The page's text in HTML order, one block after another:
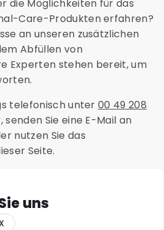
Zertifizierungen, um
Stoffe abzufüllen. Darüber
in unserem zentralen
Abruf versenden zu lassen.
vielen Möglichkeiten!
die Möglichkeiten für das
Care-Produkten erfahren?
an unseren zusätzlichen
Abfüllen von
Experten stehen bereit, um
telefonisch unter00 49 208
Sie eine E-Mail an
nutzen Sie das
Seite.
uns